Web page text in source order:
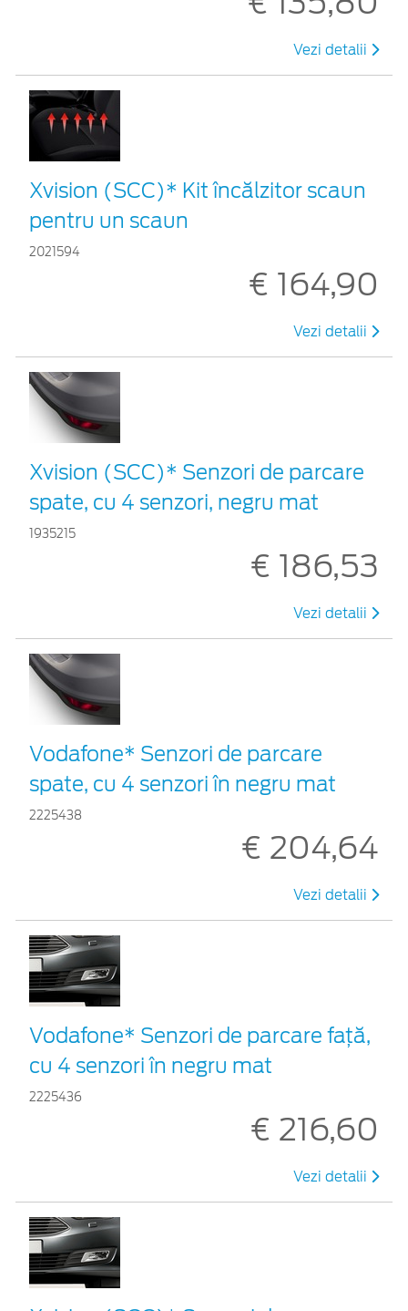
Vezi detalii
Xvision (SCC)* Kit încălzitor scaun
pentru un scaun
2021594
€ 164,90
Vezi detalii
Xvision (SCC)* Senzori de parcare
spate, cu 4 senzori, negru mat
1935215
€ 186,53
Vezi detalii
Vodafone* Senzori de parcare
spate, cu 4 senzori în negru mat
2225438
€ 204,64
Vezi detalii
Vodafone* Senzori de parcare față,
cu 4 senzori în negru mat
2225436
€ 216,60
Vezi detalii